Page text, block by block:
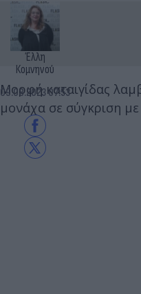
Έλλη
Κομνηνού
09.08.2023 07:53
Μορφή καταιγίδας
μονάχα σε σύγκριση